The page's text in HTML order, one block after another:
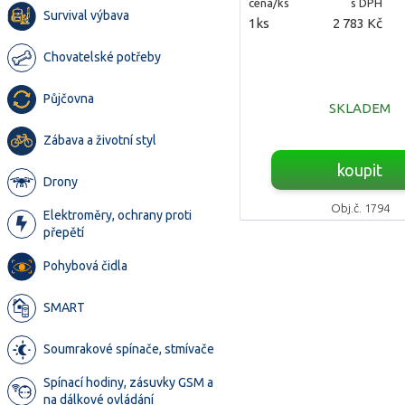
Survival výbava
Chovatelské potřeby
Půjčovna
Zábava a životní styl
Drony
Elektroměry, ochrany proti
přepětí
Pohybová čidla
SMART
Soumrakové spínače, stmívače
Spínací hodiny, zásuvky GSM a
na dálkové ovládání
1ks 2 783 Kč
SKLADEM
koupit
Obj.č. 1794